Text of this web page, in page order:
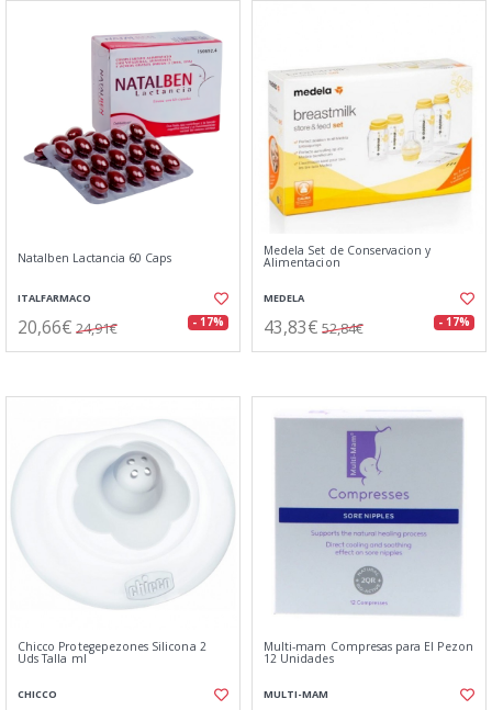
Natalben Lactancia 60 Caps
ITALFARMACO
20,66€ 24,91€ - 17%
Medela Set de Conservacion y
Alimentacion
MEDELA
43,83€ 52,84€ - 17%
Chicco Protegepezones Silicona 2
Uds Talla ml
CHICCO
Multi-mam Compresas para El Pezon
12 Unidades
MULTI-MAM